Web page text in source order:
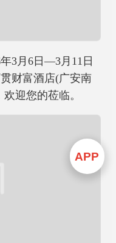
3月6日—3月11日
财富酒店(广安南
迎您的莅临。
APP